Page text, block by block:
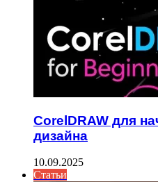
CorelDRAW для
дизайна
10.09.2025
Статьи